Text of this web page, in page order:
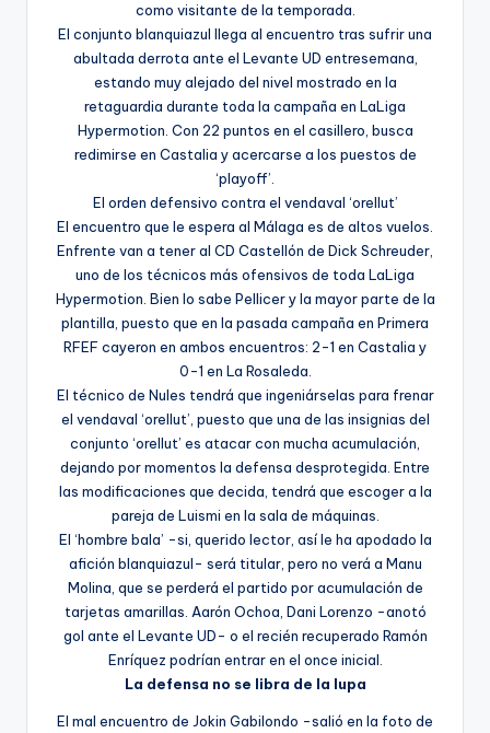
como visitante de la temporada.
El conjunto blanquiazul llega al encuentro tras sufrir una
abultada derrota ante el Levante UD entresemana,
estando muy alejado del nivel mostrado en la
retaguardia durante toda la campaña en LaLiga
Hypermotion. Con 22 puntos en el casillero, busca
redimirse en Castalia y acercarse a los puestos de
‘playoff’.
El orden defensivo contra el vendaval ‘orellut’
El encuentro que le espera al Málaga es de altos vuelos.
Enfrente van a tener al CD Castellón de Dick Schreuder,
uno de los técnicos más ofensivos de toda LaLiga
Hypermotion. Bien lo sabe Pellicer y la mayor parte de la
plantilla, puesto que en la pasada campaña en Primera
RFEF cayeron en ambos encuentros: 2-1 en Castalia y
0-1 en La Rosaleda.
El técnico de Nules tendrá que ingeniárselas para frenar
el vendaval ‘orellut’, puesto que una de las insignias del
conjunto ‘orellut’ es atacar con mucha acumulación,
dejando por momentos la defensa desprotegida. Entre
las modificaciones que decida, tendrá que escoger a la
pareja de Luismi en la sala de máquinas.
El ‘hombre bala’ -si, querido lector, así le ha apodado la
afición blanquiazul- será titular, pero no verá a Manu
Molina, que se perderá el partido por acumulación de
tarjetas amarillas. Aarón Ochoa, Dani Lorenzo -anotó
gol ante el Levante UD- o el recién recuperado Ramón
Enríquez podrían entrar en el once inicial.
La defensa no se libra de la lupa
El mal encuentro de Jokin Gabilondo -salió en la foto de